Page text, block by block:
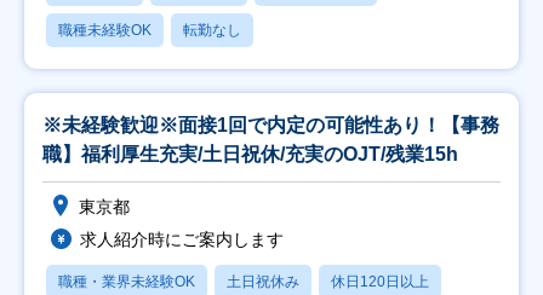
職種未経験OK 転勤なし
※未経験歓迎※面接1回で内定の可能性あり！【事務
職】福利厚生充実/土日祝休/充実のOJT/残業15h
東京都
求人紹介時にご案内します
職種・業界未経験OK 土日祝休み 休日120日以上